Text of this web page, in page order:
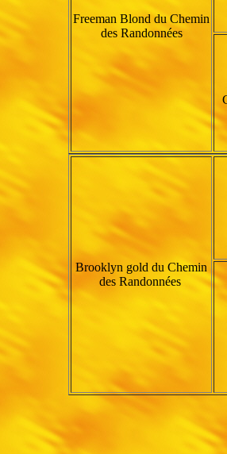
Freeman Blond du Chemin
des Randonnées
Brooklyn gold du Chemin
des Randonnées